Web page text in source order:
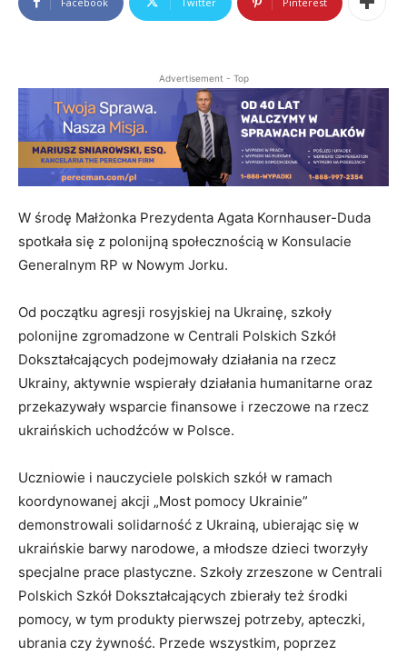
Advertisement - Top
W środę Małżonka Prezydenta Agata Kornhauser-Duda
spotkała się z polonijną społecznością w Konsulacie
Generalnym RP w Nowym Jorku.
Od początku agresji rosyjskiej na Ukrainę, szkoły
polonijne zgromadzone w Centrali Polskich Szkół
Dokształcających podejmowały działania na rzecz
Ukrainy, aktywnie wspierały działania humanitarne oraz
przekazywały wsparcie finansowe i rzeczowe na rzecz
ukraińskich uchodźców w Polsce.
Uczniowie i nauczyciele polskich szkół w ramach
koordynowanej akcji „Most pomocy Ukrainie”
demonstrowali solidarność z Ukrainą, ubierając się w
ukraińskie barwy narodowe, a młodsze dzieci tworzyły
specjalne prace plastyczne. Szkoły zrzeszone w Centrali
Polskich Szkół Dokształcających zbierały też środki
pomocy, w tym produkty pierwszej potrzeby, apteczki,
ubrania czy żywność. Przede wszystkim, poprzez